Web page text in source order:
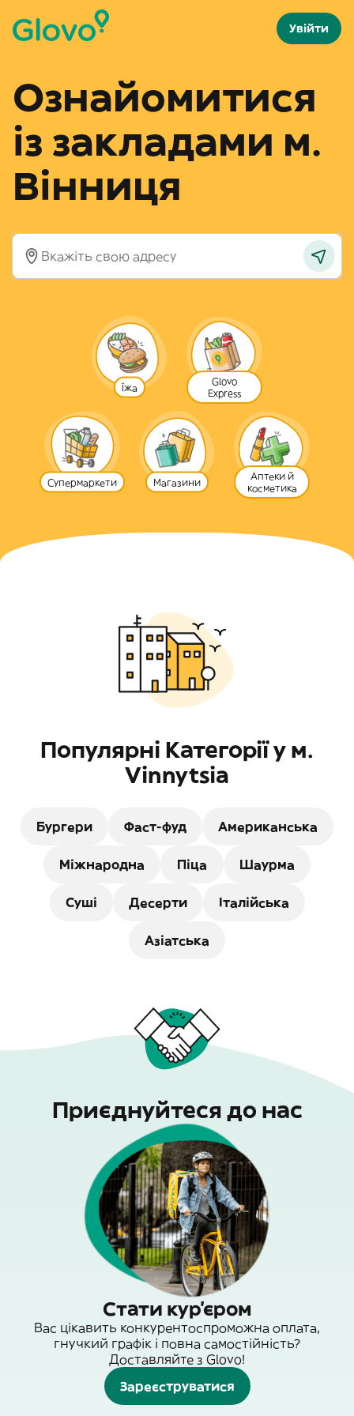
Увійти
Ознайомитися
із закладами м.
Вінниця
Їжа
Glovo
Express
Супермаркети Магазини
Аптеки й
косметика
Популярні Категорії у м.
Vinnytsia
Бургери Фаст-фуд Американська
Міжнародна Піца Шаурма
Суші Десерти Італійська
Азіатська
Приєднуйтеся до нас
Стати кур'єром
Вас цікавить конкурентоспроможна оплата,
гнучкий графік і повна самостійність?
Доставляйте з Glovo!
Зареєструватися